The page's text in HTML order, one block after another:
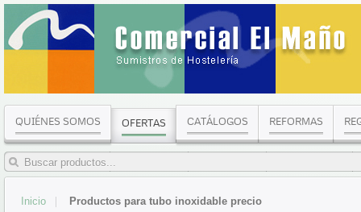
QUIÉNES SOMOS OFERTAS CATÁLOGOS REFORMAS
Inicio Productos para tubo inoxidable precio